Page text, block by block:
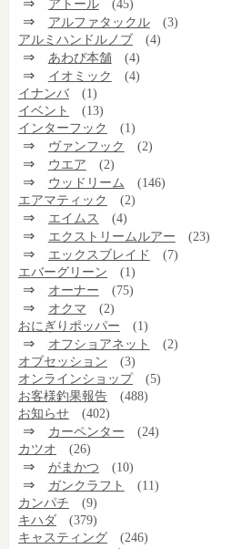
アトール (45)
⇒ アルファタックル
(3)
アルミハンドルノブ
(4)
⇒ あわび本舗 (4)
⇒ イオミック
(4)
イナンバ
(1)
イベント
(13)
インターフック
(1)
⇒ ヴァンフック (2)
⇒ ウエア (2)
⇒ ウッドリーム
(146)
エアマティック
(2)
⇒ エイムス (4)
⇒ エクストリームルアー (23)
⇒ エックスブレイド
(7)
エバーグリーン
(1)
⇒ オーナー (75)
⇒ オクマ
(2)
おにぎりポッパー
(1)
⇒ オフショアネット
(2)
オブセッション
(3)
オンラインショップ
(5)
お客様釣果報告
(488)
お知らせ
(402)
⇒ カーペンター
(24)
カツオ
(26)
⇒ がまかつ (10)
⇒ ガンクラフト
(11)
カンパチ
(9)
キハダ
(379)
キャスティング
(246)